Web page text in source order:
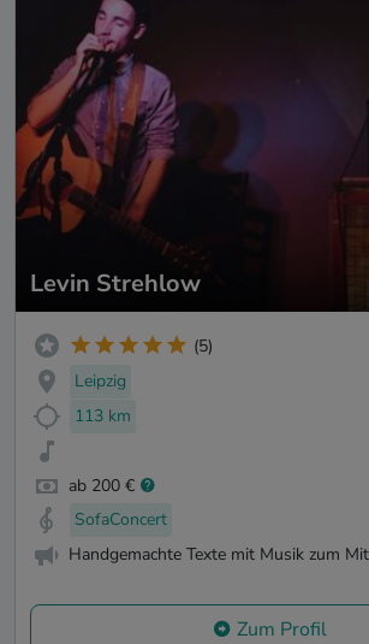
Levin Strehlow
(5)
Leipzig
113 km
ab 200 €
SofaConcert
Handgemachte Texte mit Musik zum
Zum Profil